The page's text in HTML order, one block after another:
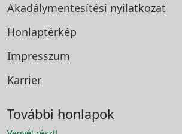
Akadálymentesítési nyilatkozat
Honlaptérkép
Impresszum
Karrier
További honlapok